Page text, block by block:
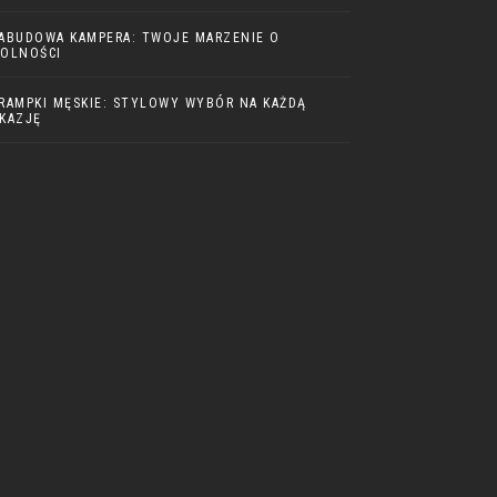
KAMPERA: TWOJE MARZENIE O
MĘSKIE: STYLOWY WYBÓR NA KAŻDĄ